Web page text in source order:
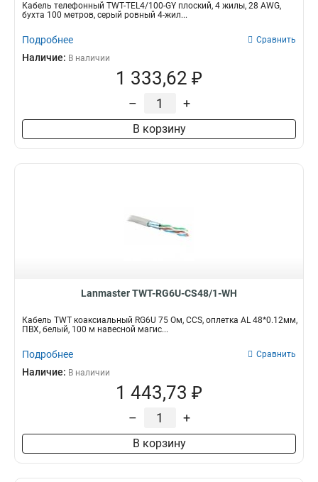
Кабель телефонный TWT-TEL4/100-GY плоский, 4 жилы, 28 AWG,
бухта 100 метров, серый ровный 4-жил...
Подробнее Сравнить
Наличие: В наличии
1 333,62 ₽
– +
В корзину
Lanmaster TWT-RG6U-CS48/1-WH
Кабель TWT коаксиальный RG6U 75 Ом, CCS, оплетка AL 48*0.12мм,
ПВХ, белый, 100 м навесной магис...
Подробнее Сравнить
Наличие: В наличии
1 443,73 ₽
– +
В корзину